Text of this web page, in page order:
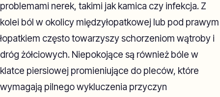
problemami nerek, takimi jak kamica czy infekcja. Z
kolei ból w okolicy międzyłopatkowej lub pod prawym
łopatkiem często towarzyszy schorzeniom wątroby i
dróg żółciowych. Niepokojące są również bóle w
klatce piersiowej promieniujące do pleców, które
wymagają pilnego wykluczenia przyczyn